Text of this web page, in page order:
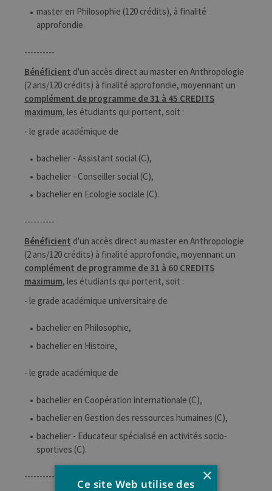
master en Philosophie (120 crédits), à finalité
approfondie.
----------
Bénéficient d'un accès direct au master en Anthropologie
(2 ans/120 crédits) à finalité approfondie, moyennant un
complément de programme de 31 à 45 CREDITS
maximum, les étudiants qui portent, soit :
- le grade académique de
bachelier - Assistant social (C),
bachelier - Conseiller social (C),
bachelier en Ecologie sociale (C).
----------
Bénéficient d'un accès direct au master en Anthropologie
(2 ans/120 crédits) à finalité approfondie, moyennant un
complément de programme de 31 à 60 CREDITS
maximum, les étudiants qui portent, soit :
- le grade académique universitaire de
bachelier en Philosophie,
bachelier en Histoire,
- le grade académique de
bachelier en Coopération internationale (C),
bachelier en Gestion des ressources humaines (C),
bachelier - Educateur spécialisé en activités socio-
sportives (C).
----------
×
Ce site Web utilise des